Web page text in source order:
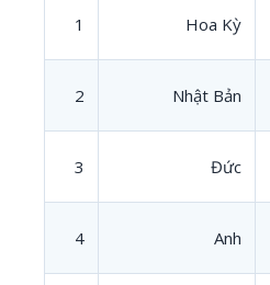
1 Hoa Kỳ
2 Nhật Bản
3 Đức
4 Anh